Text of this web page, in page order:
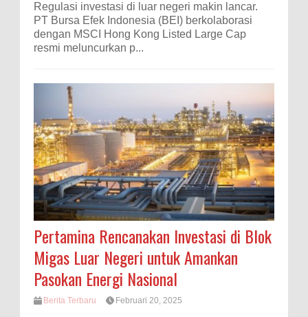
Regulasi investasi di luar negeri makin lancar.
PT Bursa Efek Indonesia (BEI) berkolaborasi
dengan MSCI Hong Kong Listed Large Cap
resmi meluncurkan p...
Pertamina Rencanakan Investasi di Blok
Migas Luar Negeri untuk Amankan
Pasokan Energi Nasional
Berita Terbaru Februari 20, 2025